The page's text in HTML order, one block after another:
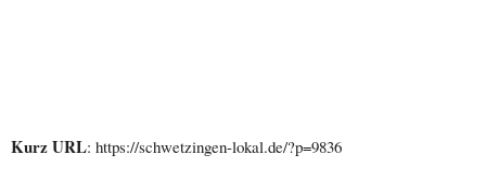
Kurz URL: https://schwetzingen-lokal.de/?p=9836